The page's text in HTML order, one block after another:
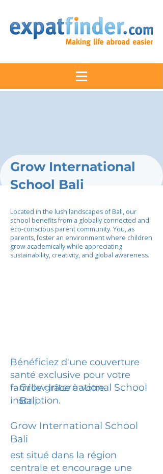
Grow International
School Bali
Located in the lush landscapes of Bali, our
school benefits from a globally connected and
eco-conscious parent community. You, as
parents, foster an environment where children
grow academically while appreciating
sustainability, creativity, and global awareness.
Bénéficiez d'une couverture
santé exclusive pour votre
famille grâce à votre
inscription.
Grow International School
Bali
Grow International School
Bali
est situé dans la région
centrale et encourage une